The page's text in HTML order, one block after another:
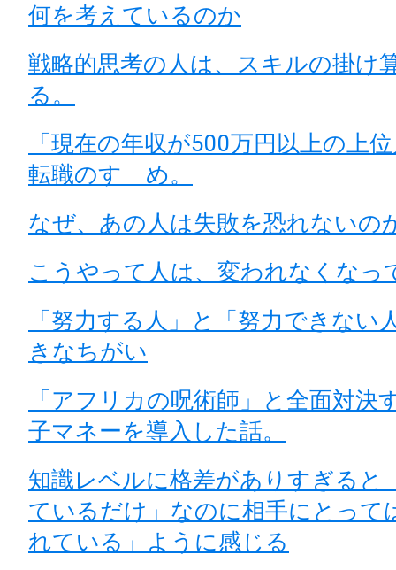
何を考えているのか
戦略的思考の人は、スキルの掛け
る。
「現在の年収が500万円以上の上
転職のすゝめ。
なぜ、あの人は失敗を恐れないの
こうやって人は、変われなくなっ
「努力する人」と「努力できない
きなちがい
「アフリカの呪術師」と全面対決
子マネーを導入した話。
知識レベルに格差がありすぎると
ているだけ」なのに相手にとって
れている」ように感じる